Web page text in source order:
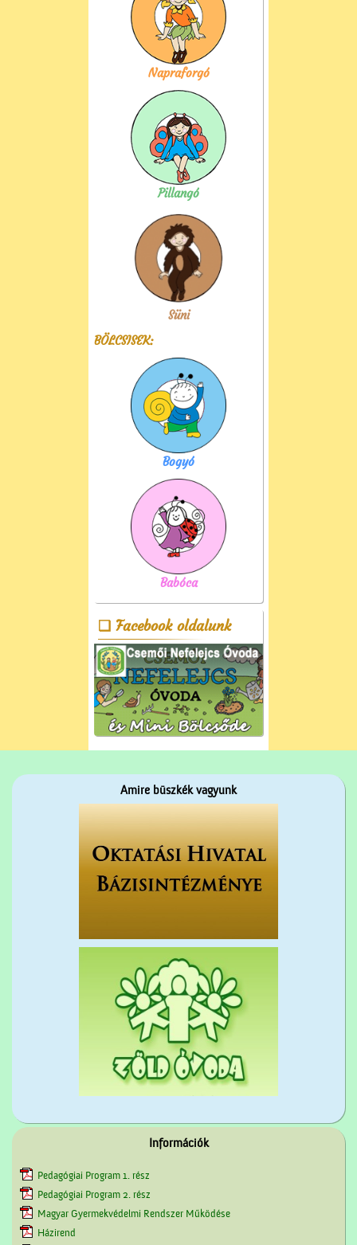
Napraforgó
Pillangó
Süni
BÖLCSISEK:
Bogyó
Babóca
Facebook oldalunk
Amire büszkék vagyunk
Információk
Pedagógiai Program 1. rész
Pedagógiai Program 2. rész
Magyar Gyermekvédelmi Rendszer Működése
Házirend